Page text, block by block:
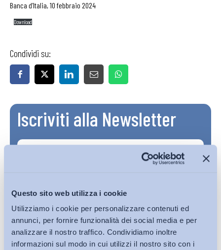
Questo sito web utilizza i cookie
Utilizziamo i cookie per personalizzare contenuti ed
annunci, per fornire funzionalità dei social media e per
analizzare il nostro traffico. Condividiamo inoltre
informazioni sul modo in cui utilizzi il nostro sito con i
Banca d’Italia, 10 febbraio 2024
Download
Condividi su:
Iscriviti alla Newsletter